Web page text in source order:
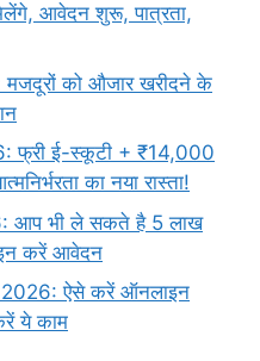
आवेदन शुरू, पात्रता,
को औजार खरीदने के
फ्री ई-स्कूटी + ₹14,000
का नया रास्ता!
आप भी ले सकते है 5 लाख
करें आवेदन
ऐसे करें ऑनलाइन
ये काम